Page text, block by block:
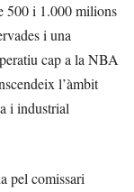
500 i 1.000 milions
i una
cap a la NBA
l’àmbit
i industrial
pel comissari